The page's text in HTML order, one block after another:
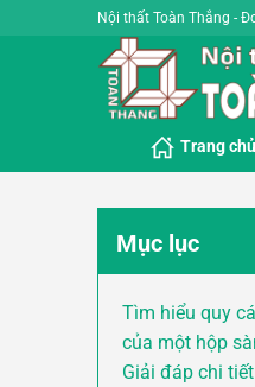
Nội thất Toàn Thắng -
Trang chủ
Mục lục
Tìm hiểu quy
của một hộp
Giải đáp chi